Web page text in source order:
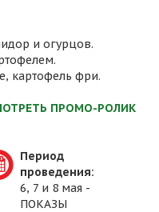
и огурцов.
картофель фри.
ПРОМО-РОЛИК
Период
проведения:
6, 7 и 8 мая -
ПОКАЗЫ